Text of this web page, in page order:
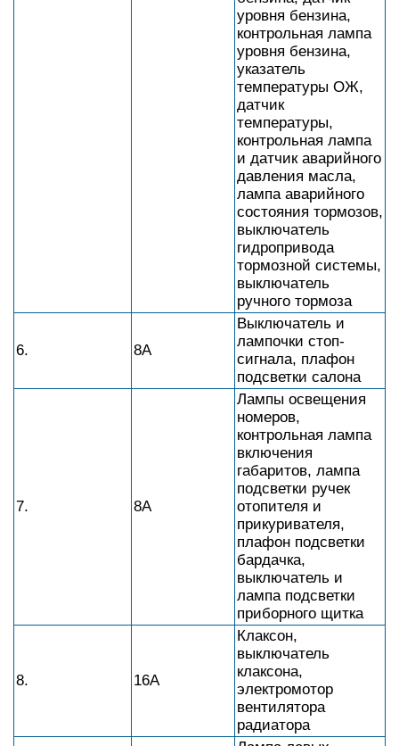
уровня бензина,
контрольная лампа
уровня бензина,
указатель
температуры ОЖ,
датчик
температуры,
контрольная лампа
и датчик аварийного
давления масла,
лампа аварийного
состояния тормозов,
выключатель
гидропривода
тормозной системы,
выключатель
ручного тормоза
6. 8А
Выключатель и
лампочки стоп-
сигнала, плафон
подсветки салона
7. 8А
Лампы освещения
номеров,
контрольная лампа
включения
габаритов, лампа
подсветки ручек
отопителя и
прикуривателя,
плафон подсветки
бардачка,
выключатель и
лампа подсветки
приборного щитка
8. 16А
Клаксон,
выключатель
клаксона,
электромотор
вентилятора
радиатора